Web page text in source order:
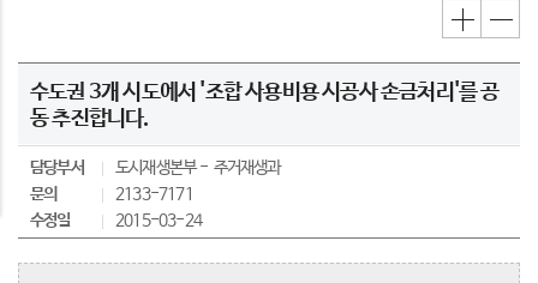
수도권 3개 시도에서 '조합 사용비용 시공사 손금처리'를 공
동 추진합니다.
담당부서 도시재생본부
주거재생과
문의
2133-7171
수정일
2015-03-24